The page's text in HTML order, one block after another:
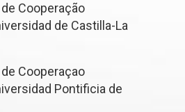
Cooperação
de Castilla-La
Cooperaçao
Pontificia de